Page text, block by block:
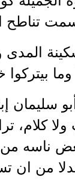
وسمت
بيتركوا
سليمان
ولا
ناسه من
من ان